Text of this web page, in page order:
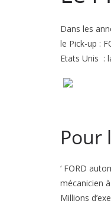
Dans les
le Pick-up :
Etats Unis :
Pour
‘ FORD
mécanicien
Millions